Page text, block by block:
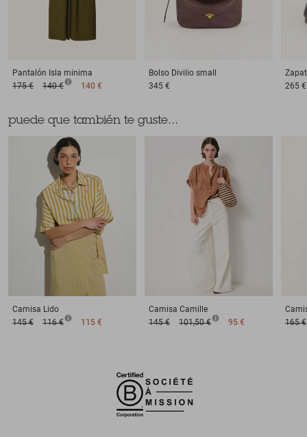
Pantalón Isla minima
175 €
140 € 140 €
Bolso Divilio small
345 €
265 €
puede que también te guste...
Camisa Lido
145 €
116 € 115 €
Camisa Camille
145 €
101,50 € 95 €
165 €